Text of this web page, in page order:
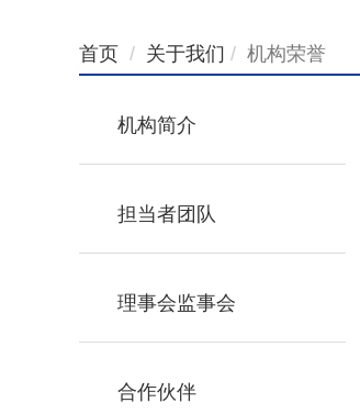
首页 关于我们 机构荣誉
机构简介
担当者团队
理事会监事会
合作伙伴